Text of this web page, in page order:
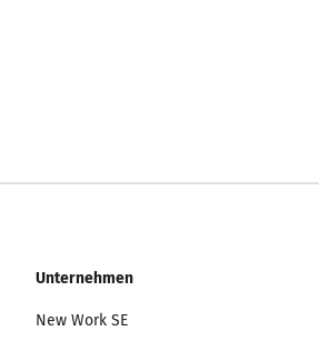
Unternehmen
New Work SE